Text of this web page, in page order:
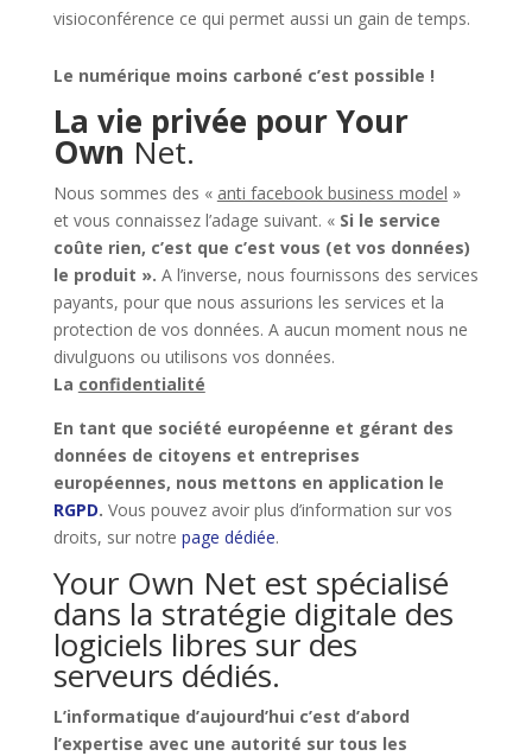
visioconférence ce qui permet aussi un gain de temps.
Le numérique moins carboné c’est possible !
La vie privée pour Your
Own Net.
Nous sommes des « anti facebook business model »
et vous connaissez l’adage suivant. « Si le service
coûte rien, c’est que c’est vous (et vos données)
le produit ». A l’inverse, nous fournissons des services
payants, pour que nous assurions les services et la
protection de vos données. A aucun moment nous ne
divulguons ou utilisons vos données.
La confidentialité
En tant que société européenne et gérant des
données de citoyens et entreprises
européennes, nous mettons en application le
RGPD. Vous pouvez avoir plus d’information sur vos
droits, sur notre page dédiée.
Your Own Net est spécialisé
dans la stratégie digitale des
logiciels libres sur des
serveurs dédiés.
L’informatique d’aujourd’hui c’est d’abord
l’expertise avec une autorité sur tous les